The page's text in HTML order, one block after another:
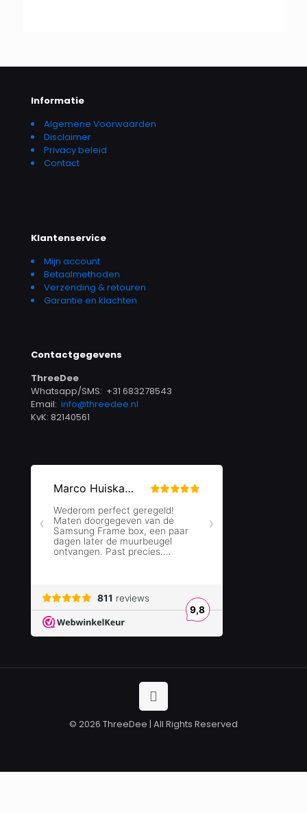
Informatie
Algemene Voorwaarden
Disclaimer
Privacy beleid
Contact
Klantenservice
Mijn account
Betaalmethoden
Verzending & retouren
Garantie en klachten
Contactgegevens
ThreeDee
Whatsapp/SMS: +31 683278543
Email: info@threedee.nl
KvK: 82140561
© 2026 ThreeDee | All Rights Reserved